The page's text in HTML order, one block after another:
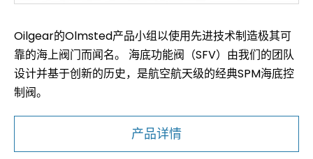
Oilgear的Olmsted产品小组以使用先进技术制造极其可
靠的海上阀门而闻名。 海底功能阀（SFV）由我们的团队
设计并基于创新的历史，是航空航天级的经典SPM海底控
制阀。
产品详情